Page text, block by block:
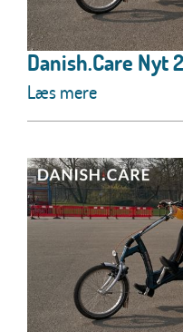
Danish.Care Nyt
Læs mere